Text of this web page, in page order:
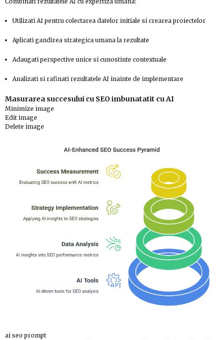
Utilizati AI pentru colectarea datelor initiale si crearea proiectelor
Aplicati gandirea strategica umana la rezultate
Adaugati perspective unice si cunostinte contextuale
Analizati si rafinati rezultatele AI inainte de implementare
Masurarea succesului cu SEO imbunatatit cu AI
Minimize image
Edit image
Delete image
ai seo prompt